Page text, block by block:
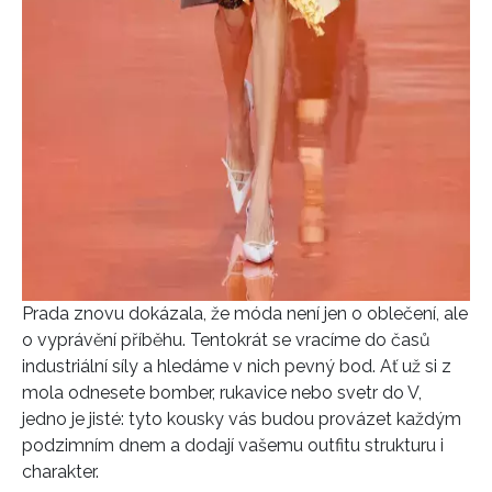
NEWSLETTER
Prada znovu dokázala, že móda není jen o oblečení, ale
o vyprávění příběhu. Tentokrát se vracíme do časů
industriální síly a hledáme v nich pevný bod. Ať už si z
mola odnesete bomber, rukavice nebo svetr do V,
jedno je jisté: tyto kousky vás budou provázet každým
podzimním dnem a dodají vašemu outfitu strukturu i
charakter.